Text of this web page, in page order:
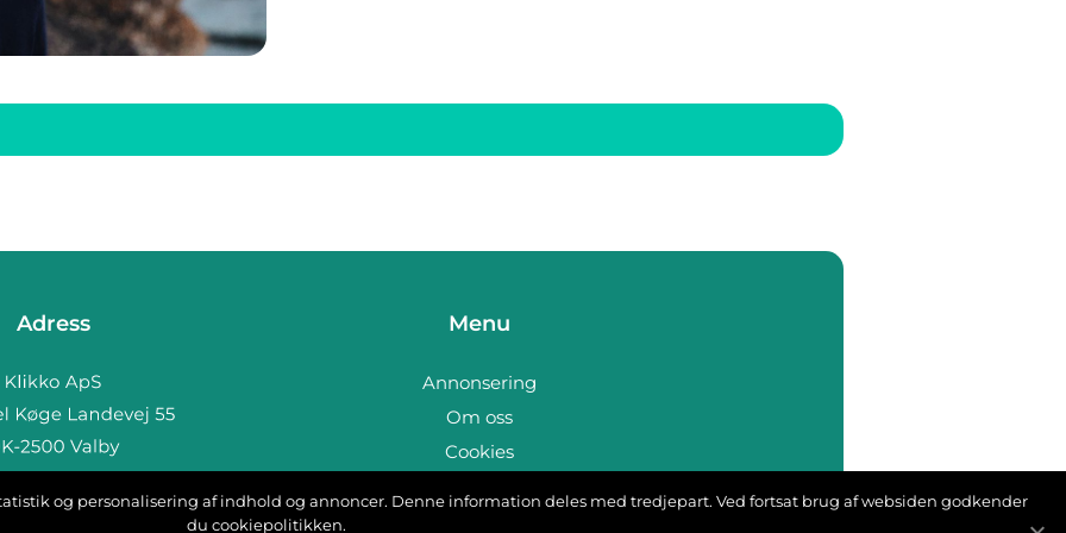
Adress
www.klikko.dk
Menu
Annonsering
Om oss
Cookies
og personalisering af indhold og annoncer. Denne information deles med tredjepart. Ved fortsat brug af websiden godkender
du cookiepolitikken.